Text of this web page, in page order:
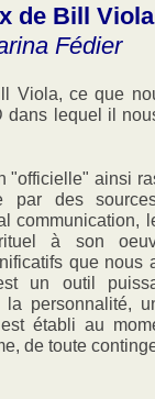
de Bill Viola
Fédier
Viola, ce que
dans lequel il
"officielle" ainsi
par des
communication,
à son
que nous
un outil
la personnalité,
établi au
de toute